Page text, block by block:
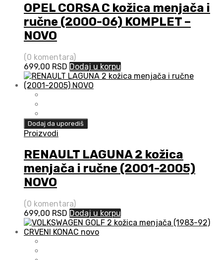
OPEL CORSA C kožica menjača i
ručne (2000-06) KOMPLET –
NOVO
(0 komentara)
699,00 RSD Dodaj u korpu
Dodaj da uporediš
Proizvodi
RENAULT LAGUNA 2 kožica
menjača i ručne (2001-2005)
NOVO
(0 komentara)
699,00 RSD Dodaj u korpu